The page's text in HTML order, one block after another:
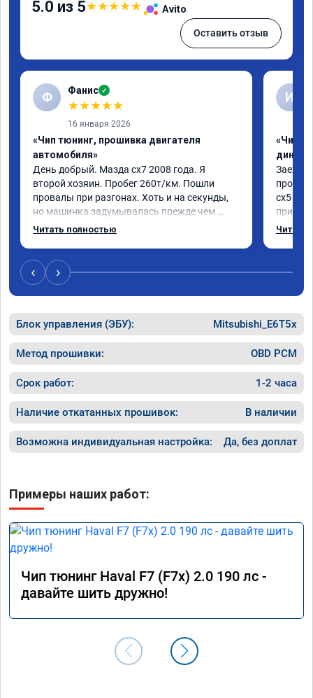
5.0 из 5★★★★★ Avito
Оставить отзыв
Ф Фанис ✓
★★★★★
16 января 2026
«Чип тюнинг, прошивка двигателя
автомобиля»
День добрый. Мазда сх7 2008 года. Я
второй хозяин. Пробег 260т/км. Пошли
провалы при разгонах. Хоть и на секунды,
но машинка задумывалась прежде чем
разогнаться. Года 4 назад удалял
людьми, решил всё таки сделать
перепрошивку. Увидел в авито ваше
объявление и решил обратиться к вам за
в работу. Знают своё дело. По времени 1,5
часа длилась процедура. Цена конечно
отличается от заявленной. Но результатом
я доволен. Машинка не едет, а летит прям.
Парням благодарность!!!!
Читать полностью
И
«Чип
Заехал
сх5
педаль
вреда
Читать
‹ ›
Блок управления (ЭБУ): Mitsubishi_E6T5x
Метод прошивки: OBD PCM
Срок работ: 1-2 часа
Наличие откатанных прошивок: В наличии
Возможна индивидуальная настройка: Да, без доплат
Примеры наших работ:
Чип тюнинг Haval F7 (F7x) 2.0 190 лс -
давайте шить дружно!